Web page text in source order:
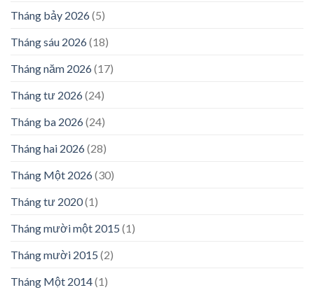
Tháng bảy 2026(5)
Tháng sáu 2026(18)
Tháng năm 2026(17)
Tháng tư 2026(24)
Tháng ba 2026(24)
Tháng hai 2026(28)
Tháng Một 2026(30)
Tháng tư 2020(1)
Tháng mười một 2015 (1)
Tháng mười 2015 (2)
Tháng Một 2014(1)